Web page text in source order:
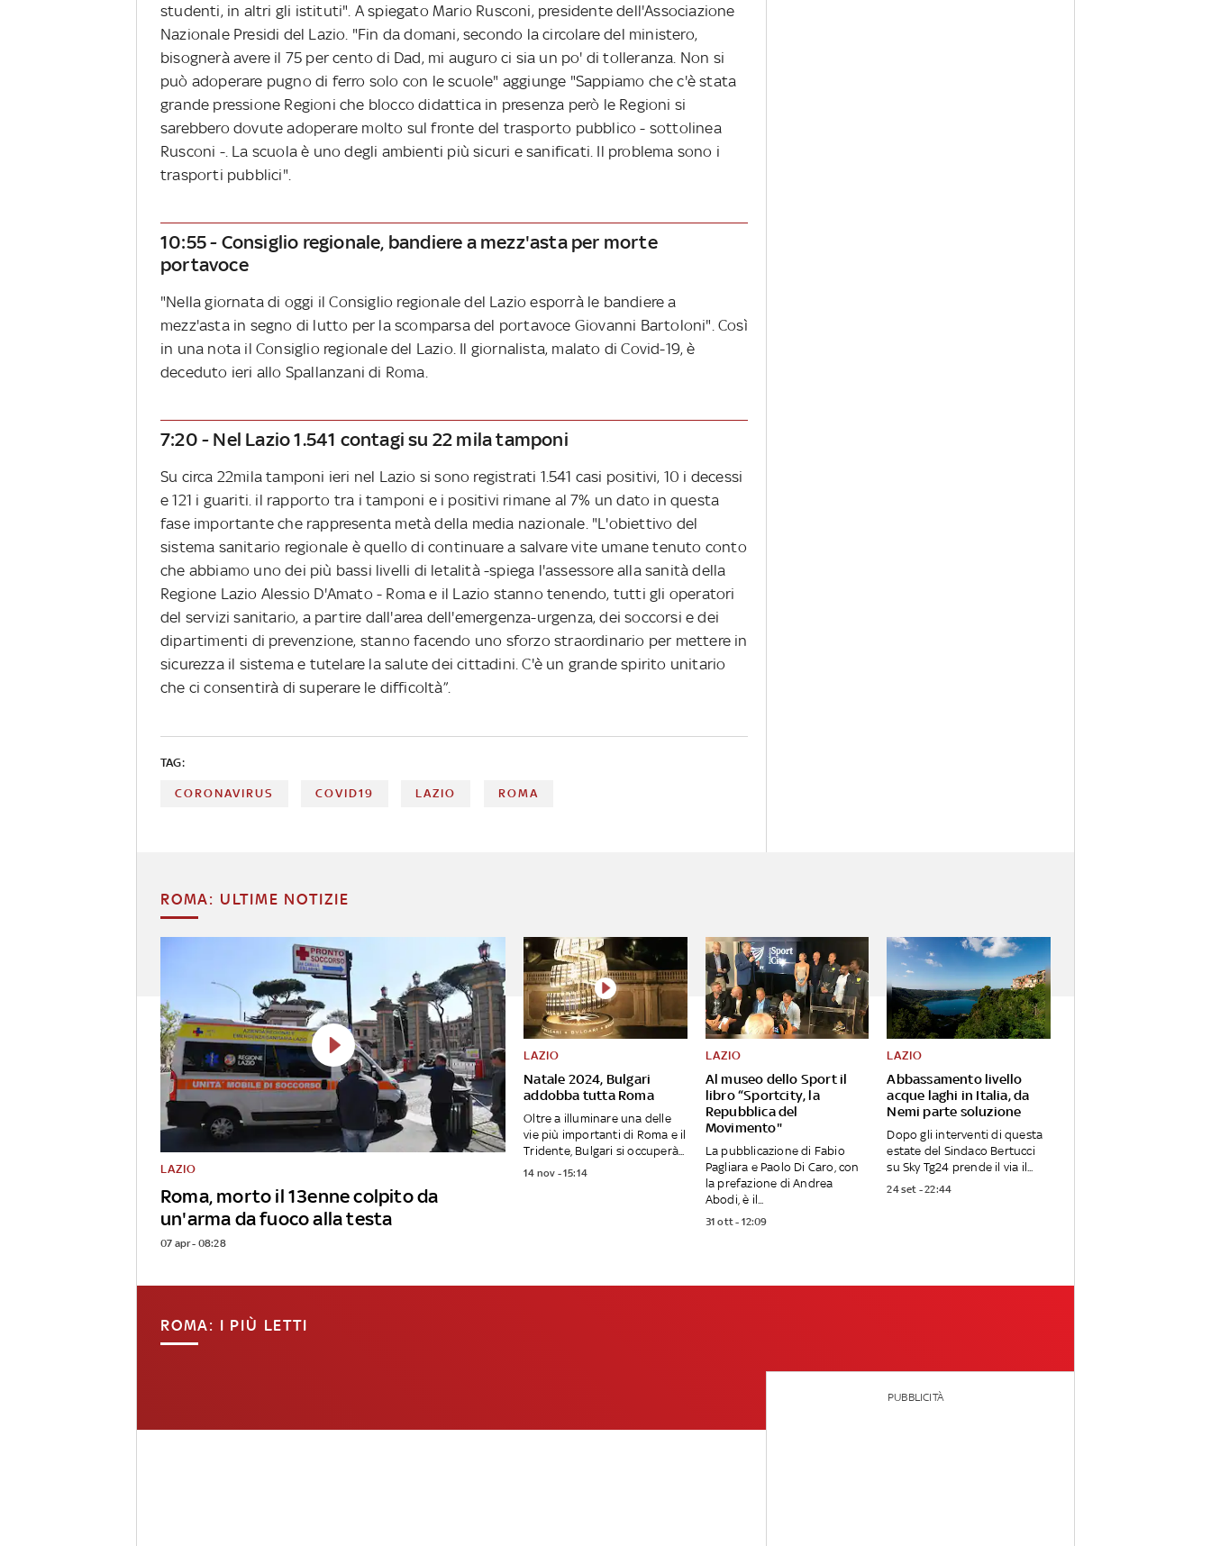
studenti, in altri gli istituti". A spiegato Mario Rusconi, presidente dell'Associazione
Nazionale Presidi del Lazio. "Fin da domani, secondo la circolare del ministero,
bisognerà avere il 75 per cento di Dad, mi auguro ci sia un po' di tolleranza. Non si
può adoperare pugno di ferro solo con le scuole" aggiunge "Sappiamo che c'è stata
grande pressione Regioni che blocco didattica in presenza però le Regioni si
sarebbero dovute adoperare molto sul fronte del trasporto pubblico - sottolinea
Rusconi -. La scuola è uno degli ambienti più sicuri e sanificati. Il problema sono i
trasporti pubblici".
10:55 - Consiglio regionale, bandiere a mezz'asta per morte
portavoce
"Nella giornata di oggi il Consiglio regionale del Lazio esporrà le bandiere a
mezz'asta in segno di lutto per la scomparsa del portavoce Giovanni Bartoloni". Così
in una nota il Consiglio regionale del Lazio. Il giornalista, malato di Covid-19, è
deceduto ieri allo Spallanzani di Roma.
7:20 - Nel Lazio 1.541 contagi su 22 mila tamponi
Su circa 22mila tamponi ieri nel Lazio si sono registrati 1.541 casi positivi, 10 i decessi
e 121 i guariti. il rapporto tra i tamponi e i positivi rimane al 7% un dato in questa
fase importante che rappresenta metà della media nazionale. "L'obiettivo del
sistema sanitario regionale è quello di continuare a salvare vite umane tenuto conto
che abbiamo uno dei più bassi livelli di letalità -spiega l'assessore alla sanità della
Regione Lazio Alessio D'Amato - Roma e il Lazio stanno tenendo, tutti gli operatori
del servizi sanitario, a partire dall'area dell'emergenza-urgenza, dei soccorsi e dei
dipartimenti di prevenzione, stanno facendo uno sforzo straordinario per mettere in
sicurezza il sistema e tutelare la salute dei cittadini. C'è un grande spirito unitario
che ci consentirà di superare le difficoltà”.
TAG:
CORONAVIRUS COVID19 LAZIO ROMA
ROMA: ULTIME NOTIZIE
Roma, morto il 13enne colpito da
un'arma da fuoco alla testa
LAZIO
07 apr - 08:28
Natale 2024, Bulgari
addobba tutta Roma
LAZIO
Oltre a illuminare una delle
vie più importanti di Roma e il
Tridente, Bulgari si occuperà...
14 nov - 15:14
Al museo dello Sport il
libro “Sportcity, la
Repubblica del
Movimento"
LAZIO
La pubblicazione di Fabio
Pagliara e Paolo Di Caro, con
la prefazione di Andrea
Abodi, è il...
31 ott - 12:09
Abbassamento livello
acque laghi in Italia, da
Nemi parte soluzione
LAZIO
Dopo gli interventi di questa
estate del Sindaco Bertucci
su Sky Tg24 prende il via il...
24 set - 22:44
ROMA: I PIÙ LETTI
PUBBLICITÀ